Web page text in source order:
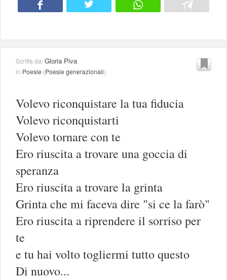
Scritta da:Gloria Piva
in Poesie (Poesie generazionali)
Volevo riconquistare la tua fiducia
Volevo riconquistarti
Volevo tornare con te
Ero riuscita a trovare una goccia di
speranza
Ero riuscita a trovare la grinta
Grinta che mi faceva dire "si ce la farò"
Ero riuscita a riprendere il sorriso per
te
e tu hai volto togliermi tutto questo
Di nuovo...